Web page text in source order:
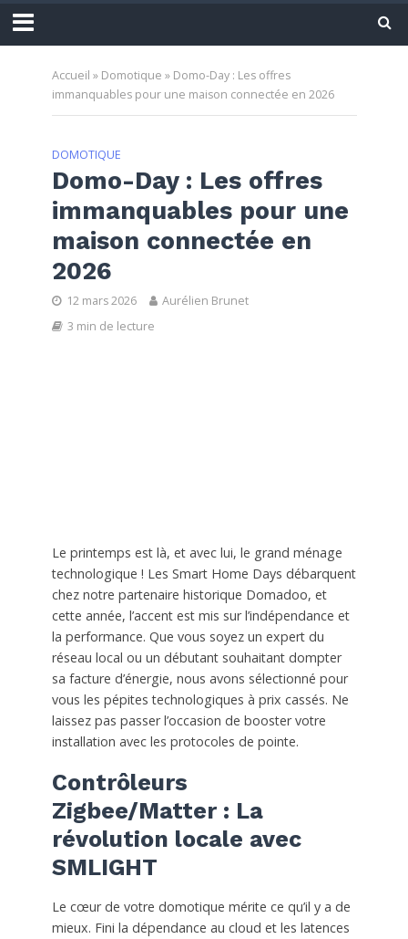
Accueil » Domotique » Domo-Day : Les offres
immanquables pour une maison connectée en 2026
DOMOTIQUE
Domo-Day : Les offres
immanquables pour une
maison connectée en
2026
12 mars 2026
Aurélien Brunet
3 min de lecture
Le printemps est là, et avec lui, le grand ménage
technologique ! Les Smart Home Days débarquent
chez notre partenaire historique Domadoo, et
cette année, l’accent est mis sur l’indépendance et
la performance. Que vous soyez un expert du
réseau local ou un débutant souhaitant dompter
sa facture d’énergie, nous avons sélectionné pour
vous les pépites technologiques à prix cassés. Ne
laissez pas passer l’occasion de booster votre
installation avec les protocoles de pointe.
Contrôleurs
Zigbee/Matter : La
révolution locale avec
SMLIGHT
Le cœur de votre domotique mérite ce qu’il y a de
mieux. Fini la dépendance au cloud et les latences